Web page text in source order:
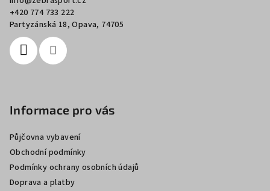
+420 774 733 222
Partyzánská 18, Opava, 74705
Informace pro vás
Půjčovna vybavení
Obchodní podmínky
Podmínky ochrany osobních údajů
Doprava a platby